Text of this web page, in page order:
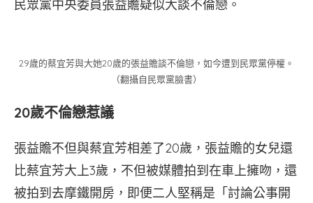
民眾黨中央委員張益贍疑似大談不倫戀。
29歲的蔡宜芳與大她20歲的張益贍談不倫戀，如今遭到民眾黨停權。
（翻攝自民眾黨臉書）
20歲不倫戀惹議
張益贍不但與蔡宜芳相差了20歲，張益贍的女兒還
比蔡宜芳大上3歲，不但被媒體拍到在車上擁吻，還
被拍到去摩鐵開房，即便二人堅稱是「討論公事開